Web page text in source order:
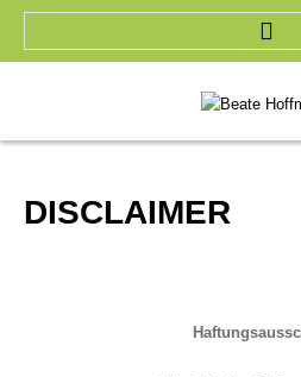
DISCLAIMER